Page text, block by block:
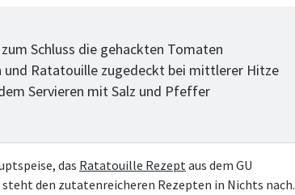
Schluss die gehackten Tomaten
und Ratatouille zugedeckt bei mittlerer Hitze
Servieren mit Salz und Pfeffer
das Ratatouille Rezeptaus dem GU
den zutatenreicheren Rezepten in Nichts nach.